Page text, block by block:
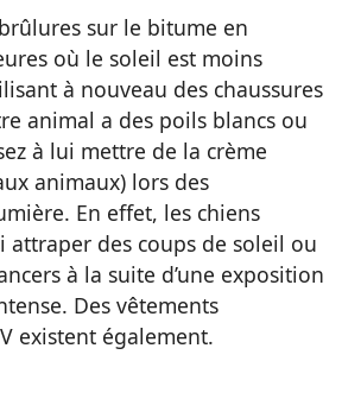
sur le bitume en
où le soleil est moins
à nouveau des chaussures
animal a des poils blancs ou
à lui mettre de la crème
animaux) lors des
En effet, les chiens
attraper des coups de soleil ou
à la suite d’une exposition
Des vêtements
existent également.